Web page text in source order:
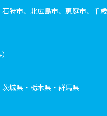
狩市、北広島市、恵庭市、千歳
城県・栃木県・群馬県